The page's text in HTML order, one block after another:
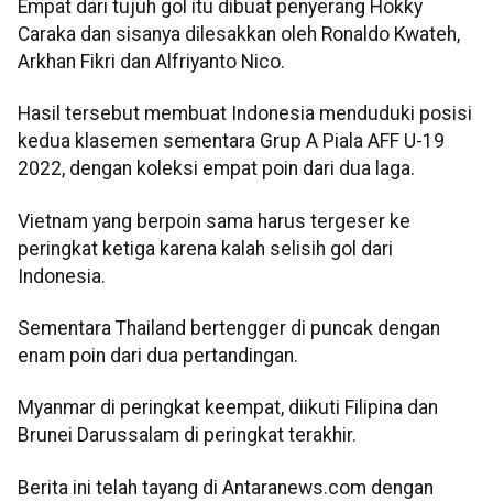
Empat dari tujuh gol itu dibuat penyerang Hokky
Caraka dan sisanya dilesakkan oleh Ronaldo Kwateh,
Arkhan Fikri dan Alfriyanto Nico.
Hasil tersebut membuat Indonesia menduduki posisi
kedua klasemen sementara Grup A Piala AFF U-19
2022, dengan koleksi empat poin dari dua laga.
Vietnam yang berpoin sama harus tergeser ke
peringkat ketiga karena kalah selisih gol dari
Indonesia.
Sementara Thailand bertengger di puncak dengan
enam poin dari dua pertandingan.
Myanmar di peringkat keempat, diikuti Filipina dan
Brunei Darussalam di peringkat terakhir.
Berita ini telah tayang di Antaranews.com dengan